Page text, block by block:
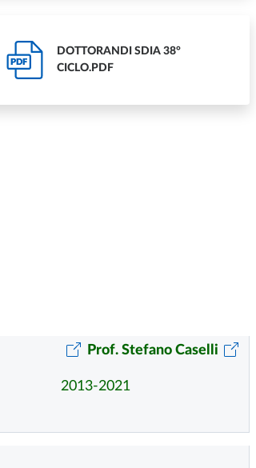
PDF
DOTTORANDI SDIA 38°
CICLO.PDF
Prof. Stefano Caselli
2013-2021